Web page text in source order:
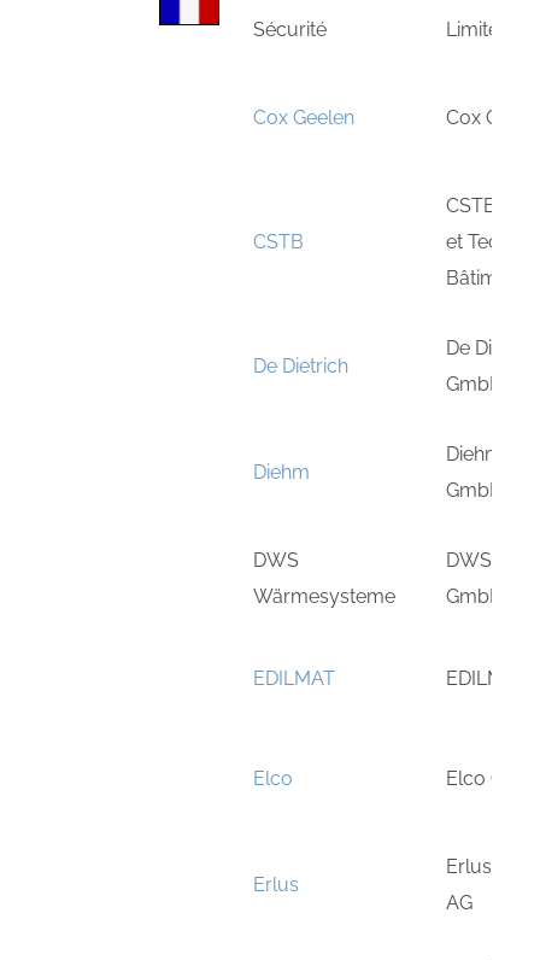
Sécurité
Limitée
Cox Geelen Cox
CSTB
CSTB
et
Bâtiment
De Dietrich
De
GmbH
Diehm
Diehm
GmbH
DWS
Wärmesysteme
DWS
GmbH
EDILMAT EDILMAT
Elco Elco
Erlus
Erlus
AG